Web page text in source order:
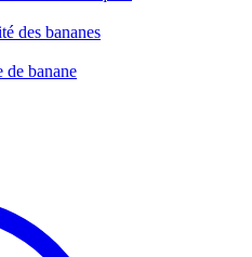
des bananes
de banane